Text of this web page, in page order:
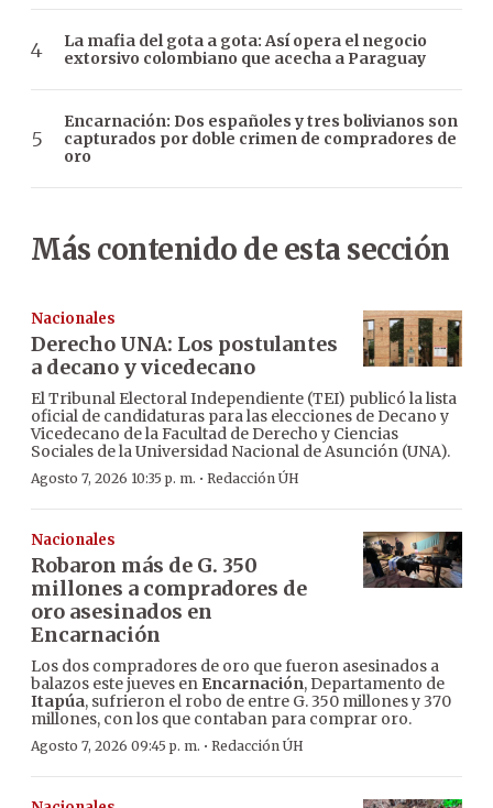
La mafia del gota a gota: Así opera el negocio
extorsivo colombiano que acecha a Paraguay
Encarnación: Dos españoles y tres bolivianos son
capturados por doble crimen de compradores de
oro
Más contenido de esta sección
Nacionales
Derecho UNA: Los postulantes
a decano y vicedecano
El Tribunal Electoral Independiente (TEI) publicó la lista
oficial de candidaturas para las elecciones de Decano y
Vicedecano de la Facultad de Derecho y Ciencias
Sociales de la Universidad Nacional de Asunción (UNA).
Agosto 7, 2026 10:35 p. m. · Redacción ÚH
Nacionales
Robaron más de G. 350
millones a compradores de
oro asesinados en
Encarnación
Los dos compradores de oro que fueron asesinados a
balazos este jueves en Encarnación, Departamento de
Itapúa, sufrieron el robo de entre G. 350 millones y 370
millones, con los que contaban para comprar oro.
Agosto 7, 2026 09:45 p. m. · Redacción ÚH